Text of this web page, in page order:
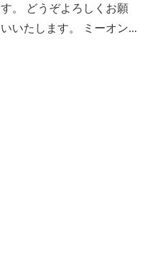
す。 どうぞよろしくお願
いいたします。 ミーオン...